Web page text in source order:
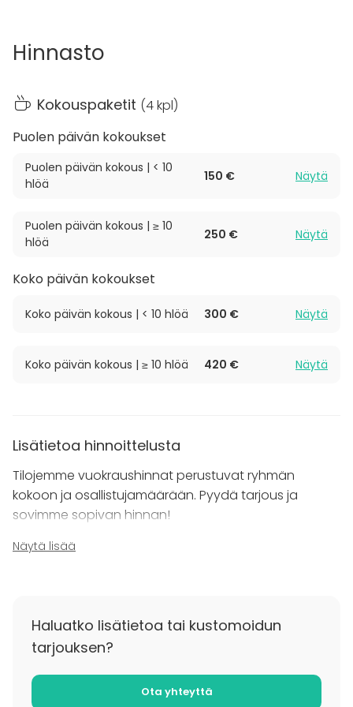
Espoon Leppävaarassa (Linnoitustie 4A). Käytössä
ovat myös ilmaiset parkkipaikat!
Lue hinnoittelusta kohdasta
hinnoittelusta
Hinnasto
Kokouspaketit (4 kpl)
Puolen päivän kokoukset
Puolen päivän kokous | < 10
hlöä
150 € Näytä
Puolen päivän kokous | ≥ 10
hlöä
250 € Näytä
Koko päivän kokoukset
Koko päivän kokous | < 10 hlöä 300 € Näytä
Koko päivän kokous | ≥ 10 hlöä 420 € Näytä
Lisätietoa hinnoittelusta
Tilojemme vuokraushinnat perustuvat ryhmän
kokoon ja osallistujamäärään. Pyydä tarjous ja
sovimme sopivan hinnan!
(hintoihin lisätään +25,5% alv)
Puolen päivän kokous klo 8-12 tai klo 12-16
150€, kun ryhmän koko on < 10 hlöä
250€, kun ryhmän koko on ≥ 10 hlöä
Näytä lisää
Haluatko lisätietoa tai kustomoidun
tarjouksen?
Ota yhteyttä